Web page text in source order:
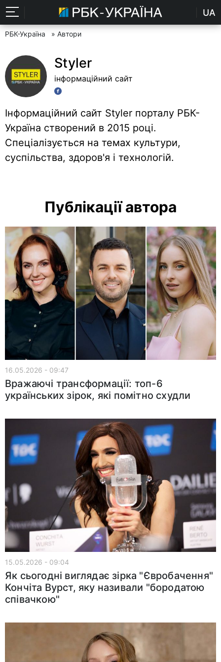
UA
РБК-Україна » Автори
Styler
інформаційний сайт
Інформаційний сайт Styler порталу РБК-
Україна створений в 2015 році.
Спеціалізується на темах культури,
суспільства, здоров'я і технологій.
Публікації автора
16.05.2026 - 09:47
Вражаючі трансформації: топ-6
українських зірок, які помітно схудли
15.05.2026 - 09:04
Як сьогодні виглядає зірка "Євробачення"
Кончіта Вурст, яку називали "бородатою
співачкою"